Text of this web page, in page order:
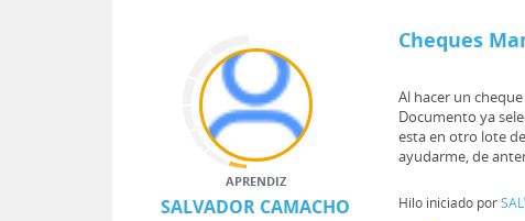
APRENDIZ
SALVADOR CAMACHO
Cheques
Al hacer un
Documento ya
esta en otro lote
ayudarme, de
Hilo iniciado por